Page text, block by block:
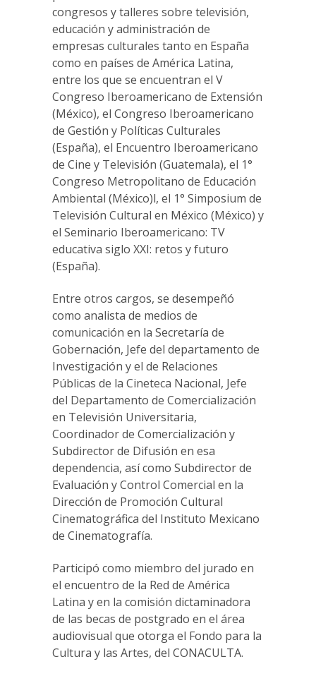
congresos y talleres sobre televisión,
educación y administración de
empresas culturales tanto en España
como en países de América Latina,
entre los que se encuentran el V
Congreso Iberoamericano de Extensión
(México), el Congreso Iberoamericano
de Gestión y Políticas Culturales
(España), el Encuentro Iberoamericano
de Cine y Televisión (Guatemala), el 1°
Congreso Metropolitano de Educación
Ambiental (México)l, el 1° Simposium de
Televisión Cultural en México (México) y
el Seminario Iberoamericano: TV
educativa siglo XXI: retos y futuro
(España).
Entre otros cargos, se desempeñó
como analista de medios de
comunicación en la Secretaría de
Gobernación, Jefe del departamento de
Investigación y el de Relaciones
Públicas de la Cineteca Nacional, Jefe
del Departamento de Comercialización
en Televisión Universitaria,
Coordinador de Comercialización y
Subdirector de Difusión en esa
dependencia, así como Subdirector de
Evaluación y Control Comercial en la
Dirección de Promoción Cultural
Cinematográfica del Instituto Mexicano
de Cinematografía.
Participó como miembro del jurado en
el encuentro de la Red de América
Latina y en la comisión dictaminadora
de las becas de postgrado en el área
audiovisual que otorga el Fondo para la
Cultura y las Artes, del CONACULTA.